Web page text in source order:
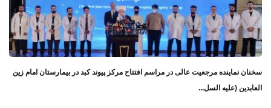
سخنان نماینده مرجعیت عالی در مراسم افتتاح مرکز پیوند کبد در بیمارستان امام زین
‌العابدین (علیه‌ السل...